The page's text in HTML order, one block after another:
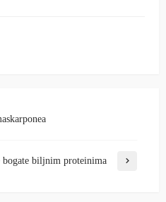
bogate biljnim proteinima